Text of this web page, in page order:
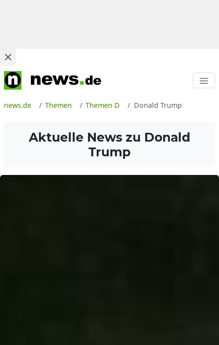
news.de Themen Themen D Donald Trump
Aktuelle News zu Donald
Trump